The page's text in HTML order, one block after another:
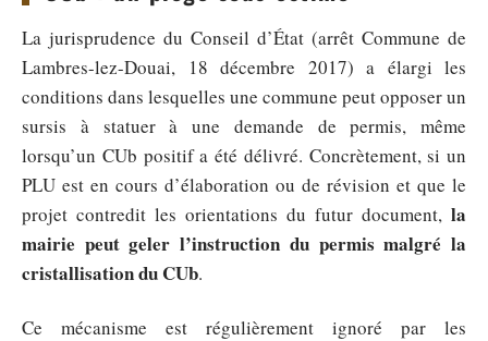
La jurisprudence du Conseil d’État (arrêt Commune de
Lambres-lez-Douai, 18 décembre 2017) a élargi les
conditions dans lesquelles une commune peut opposer un
sursis à statuer à une demande de permis, même
lorsqu’un CUb positif a été délivré. Concrètement, si un
PLU est en cours d’élaboration ou de révision et que le
projet contredit les orientations du futur document, la
mairie peut geler l’instruction du permis malgré la
cristallisation du CUb.
Ce mécanisme est régulièrement ignoré par les